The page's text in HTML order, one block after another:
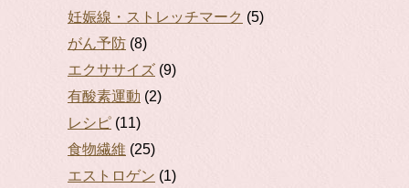
妊娠線・ストレッチマーク (5)
がん予防 (8)
エクササイズ (9)
有酸素運動 (2)
レシピ (11)
食物繊維 (25)
エストロゲン (1)